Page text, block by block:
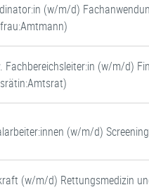
(w/m/d)
Fachbereichsleiter:in (w/m/d)
(w/m/d)
(w/m/d) Rettungsmedizin